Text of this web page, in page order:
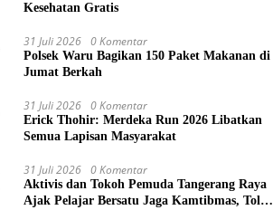
Kesehatan Gratis
31 Juli 2026 0 Komentar
Polsek Waru Bagikan 150 Paket Makanan di
Jumat Berkah
31 Juli 2026 0 Komentar
Erick Thohir: Merdeka Run 2026 Libatkan
Semua Lapisan Masyarakat
31 Juli 2026 0 Komentar
Aktivis dan Tokoh Pemuda Tangerang Raya
Ajak Pelajar Bersatu Jaga Kamtibmas, Tolak